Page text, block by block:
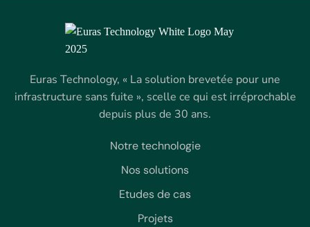
Euras Technology, « La solution brevetée pour une
infrastructure sans fuite », scelle ce qui est irréprochable
depuis plus de 30 ans.
Notre technologie
Nos solutions
Etudes de cas
Projets